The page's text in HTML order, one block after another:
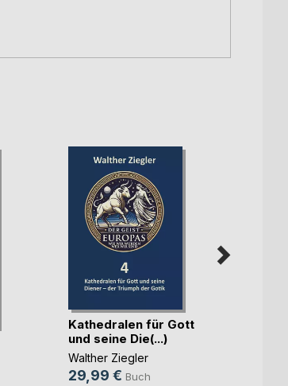
Kathedralen für Gott
und seine Die(...)
Walther Ziegler
29,99 € Buch